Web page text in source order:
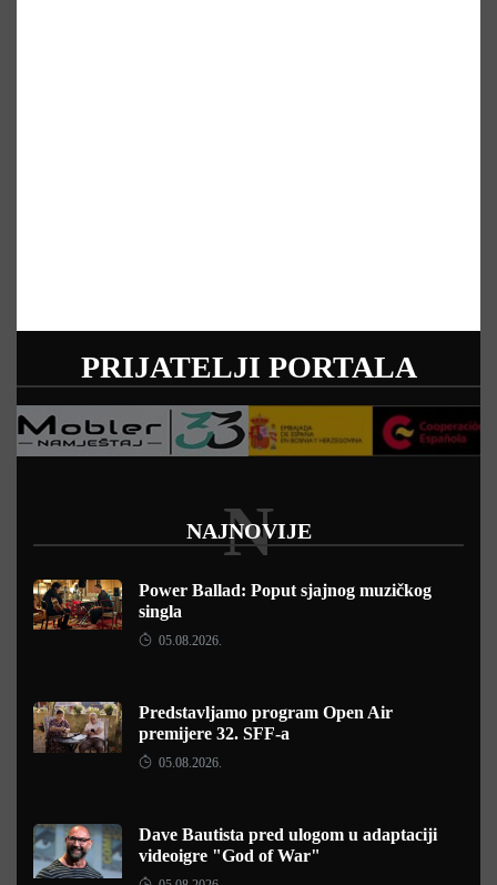
PRIJATELJI PORTALA
NAJNOVIJE
N
Power Ballad: Poput sjajnog muzičkog
singla
05.08.2026.
Predstavljamo program Open Air
premijere 32. SFF-a
05.08.2026.
Dave Bautista pred ulogom u adaptaciji
videoigre "God of War"